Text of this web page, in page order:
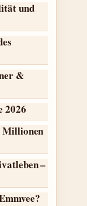
und
&
2026
Millionen
–